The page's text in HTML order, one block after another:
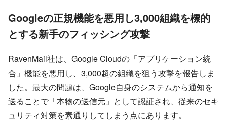
Googleの正規機能を悪用し3,000組織を標的
とする新手のフィッシング攻撃
RavenMail社は、Google Cloudの「アプリケーション統
合」機能を悪用し、3,000超の組織を狙う攻撃を報告しま
した。最大の問題は、Google自身のシステムから通知を
送ることで「本物の送信元」として認証され、従来のセキ
ュリティ対策を素通りしてしまう点にあります。